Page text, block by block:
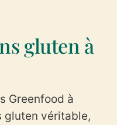
gluten à
Greenfood à
gluten véritable,